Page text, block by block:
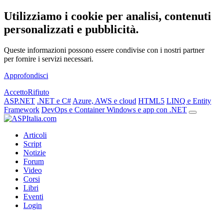
Utilizziamo i cookie per analisi, contenuti
personalizzati e pubblicità.
Queste informazioni possono essere condivise con i nostri partner
per fornire i servizi necessari.
Approfondisci
AccettoRifiuto
ASP.NET .NET e C# Azure, AWS e cloud HTML5 LINQ e Entity
Framework DevOps e ContainerWindows e app con .NET
Articoli
Script
Notizie
Forum
Video
Corsi
Libri
Eventi
Login